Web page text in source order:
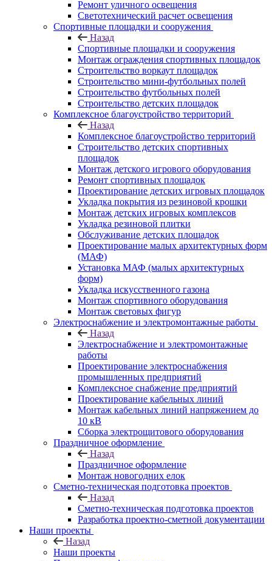
Ремонт уличного освещения
Светотехнический расчет освещения
Спортивные площадки и сооружения
Назад
Спортивные площадки и сооружения
Монтаж ограждения спортивных площадок
Строительство воркаут площадок
Строительство мини-футбольных полей
Строительство футбольных полей
Строительство детских площадок
Комплексное благоустройство территорий
Назад
Комплексное благоустройство территорий
Строительство детских спортивных
площадок
Монтаж детского игрового оборудования
Ремонт спортивных площадок
Проектирование детских игровых площадок
Укладка покрытия из резиновой крошки
Монтаж детских игровых комплексов
Укладка резиновой плитки
Обслуживание детских площадок
Проектирование малых архитектурных форм
(МАФ)
Установка МАФ (малых архитектурных
форм)
Укладка искусственного газона
Монтаж спортивного оборудования
Монтаж световых фигур
Электроснабжение и электромонтажные работы
Назад
Электроснабжение и электромонтажные
работы
Проектирование электроснабжения
промышленных предприятий
Комплексное снабжение предприятий
Проектирование кабельных линий
Монтаж кабельных линий напряжением до
10 кВ
Сборка электрощитового оборудования
Праздничное оформление
Назад
Праздничное оформление
Монтаж новогодних елок
Сметно-техническая подготовка проектов
Назад
Сметно-техническая подготовка проектов
Разработка проектно-сметной документации
Наши проекты
Назад
Наши проекты